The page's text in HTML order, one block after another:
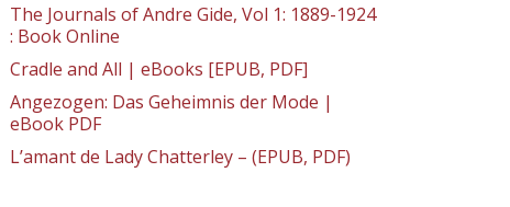
The Journals of Andre Gide, Vol 1: 1889-1924
: Book Online
Cradle and All | eBooks [EPUB, PDF]
Angezogen: Das Geheimnis der Mode |
eBook PDF
L’amant de Lady Chatterley – (EPUB, PDF)